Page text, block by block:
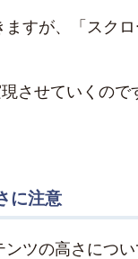
ますが、「スク
させていくので
に注意
ツの高さにつ